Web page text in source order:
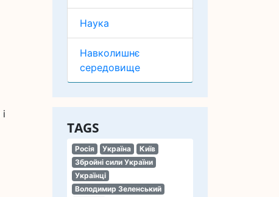
Наука
Навколишнє
середовище
TAGS
Росія Україна
Київ
Збройні сили України
Українці
Володимир Зеленський